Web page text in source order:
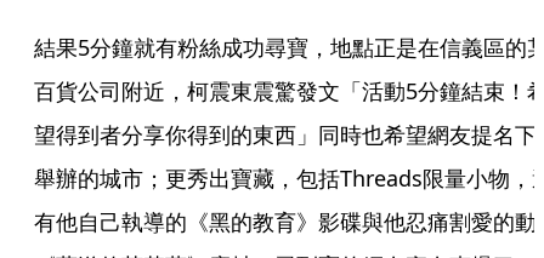
結果5分鐘就有粉絲成功尋寶，地點正是在信義區的
百貨公司附近，柯震東震驚發文「活動5分鐘結束！
望得到者分享你得到的東西」同時也希望網友提名下
舉辦的城市；更秀出寶藏，包括Threads限量小物，
有他自己執導的《黑的教育》影碟與他忍痛割愛的動